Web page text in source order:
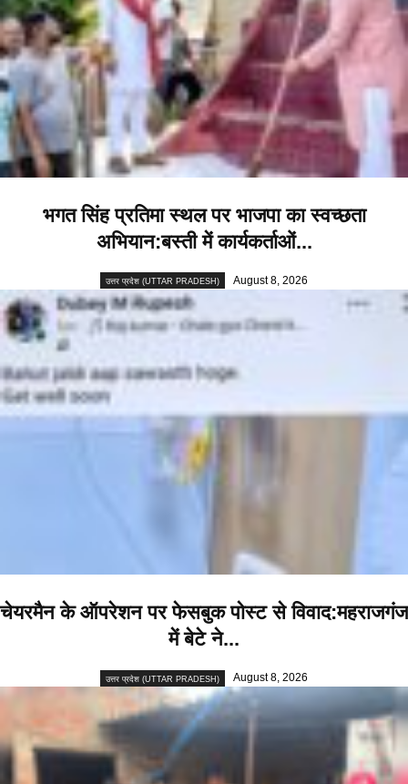
भगत सिंह प्रतिमा स्थल पर भाजपा का स्वच्छता
अभियान:बस्ती में कार्यकर्ताओं...
उत्तर प्रदेश (UTTAR PRADESH) August 8, 2026
चेयरमैन के ऑपरेशन पर फेसबुक पोस्ट से विवाद:महराजगंज
में बेटे ने...
उत्तर प्रदेश (UTTAR PRADESH) August 8, 2026